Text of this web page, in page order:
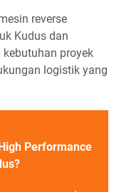
reverse
Kudus dan
proyek
logistik yang
Performance